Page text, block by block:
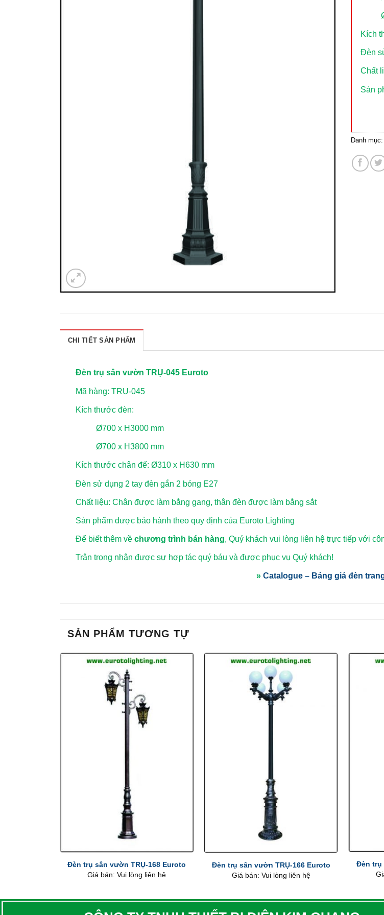
Kích
Đèn
Chất
Sản
Danh mục:
CHI TIẾT SẢN PHẨM
Đèn trụ sân vườn TRỤ-045 Euroto
Mã hàng: TRỤ-045
Kích thước đèn:
Ø700 x H3000 mm
Ø700 x H3800 mm
Kích thước chân đế: Ø310 x H630 mm
Đèn sử dụng 2 tay đèn gắn 2 bóng E27
Chất liệu: Chân được làm bằng gang, thân đèn được làm bằng sắt
Sản phẩm được bảo hành theo quy định của Euroto Lighting
Để biết thêm về chương trình bán hàng, Quý khách vui lòng liên hệ trực tiếp với
Trân trọng nhận được sự hợp tác quý báu và được phục vụ Quý khách!
» Catalogue – Bảng giá đèn
SẢN PHẨM TƯƠNG TỰ
Đèn trụ sân vườn TRỤ-168 Euroto
Giá bán: Vui lòng liên hệ
Đèn trụ sân vườn TRỤ-166 Euroto
Giá bán: Vui lòng liên hệ
Đèn trụ